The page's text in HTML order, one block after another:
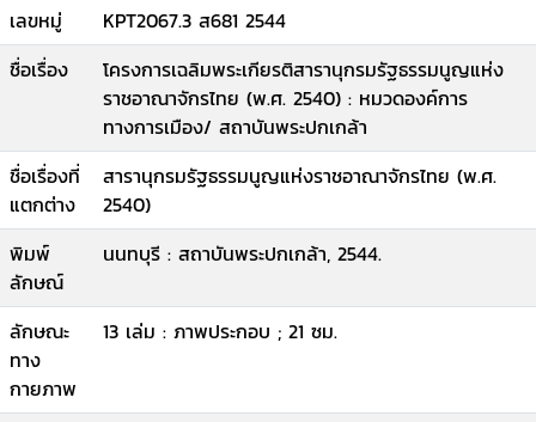
เลขหมู่
KPT2067.3 ส681 2544
ชื่อเรื่อง
โครงการเฉลิมพระเกียรติสารานุกรมรัฐธรรมนูญแห่ง
ราชอาณาจักรไทย (พ.ศ. 2540) : หมวดองค์การ
ทางการเมือง/ สถาบันพระปกเกล้า
ชื่อเรื่องที่
แตกต่าง
สารานุกรมรัฐธรรมนูญแห่งราชอาณาจักรไทย (พ.ศ.
2540)
พิมพ์
ลักษณ์
นนทบุรี : สถาบันพระปกเกล้า, 2544.
ลักษณะ
ทาง
กายภาพ
13 เล่ม : ภาพประกอบ ; 21 ซม.